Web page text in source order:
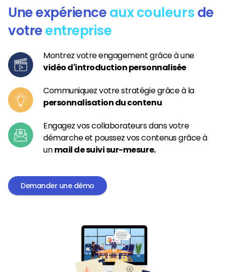
Une expérienceaux couleursde
votreentreprise
Montrez votre engagement grâce à une
vidéo d'introduction personnalisée
Communiquez votre stratégie grâce à la
personnalisation du contenu
Engagez vos collaborateurs dans votre
démarche et poussez vos contenus grâce à
unmail de suivi sur-mesure.
Demander une démo